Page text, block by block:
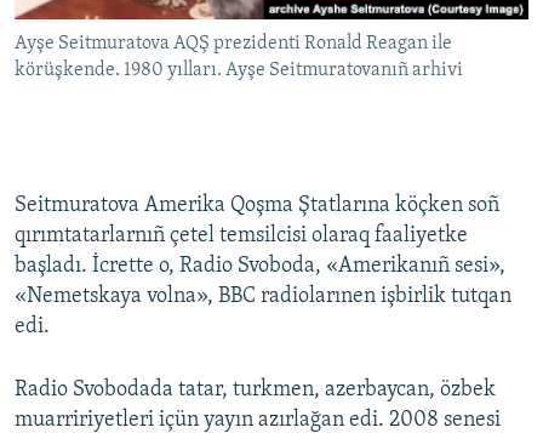
Ayşe Seitmuratova AQŞ prezidenti Ronald Reagan ile
körüşkende. 1980 yılları. Ayşe Seitmuratovanıñ arhivi
Seitmuratova Amerika Qoşma Ştatlarına köçken soñ
qırımtatarlarnıñ çetel temsilcisi olaraq faaliyetke
başladı. İcrette o, Radio Svoboda, «Amerikanıñ sesi»,
«Nemetskaya volna», BBC radiolarınen işbirlik tutqan
edi.
Radio Svobodada tatar, turkmen, azerbaycan, özbek
muarririyetleri içün yayın azırlağan edi. 2008 senesi